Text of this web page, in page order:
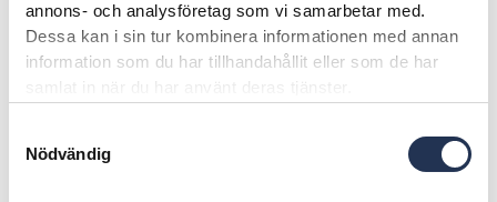
annons- och analysföretag som vi samarbetar med.
Dessa kan i sin tur kombinera informationen med annan
information som du har tillhandahållit eller som de har
samlat in när du har använt deras tjänster.
Nödvändig
M läderratt
Tillvalspaket Professional
Guidance Paket
M Sportpaket